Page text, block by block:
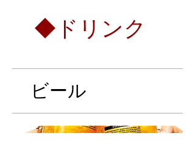
◆ドリンク
ビール